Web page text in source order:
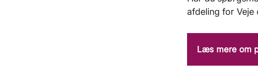
afdeling for Veje
Læs mere om